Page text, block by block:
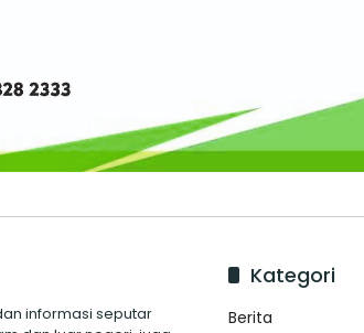
informasi seputar
Kategori
Berita